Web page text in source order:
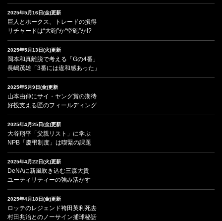
2025年5月16日(金)更新
巨人とホークス、トレードの損得
リチャードは“大砲”か“空砲”か!?
2025年5月13日(火)更新
岡本和真離脱で考える「Gの4番」
長嶋茂雄「3番には違和感あった」
2025年5月9日(金)更新
山本由伸にサイ・ヤング賞の期待
好投支える匠のフィールディング
2025年4月25日(金)更新
大谷翔平「父親リスト」に学ぶ
NPB「慶弔制度」は喫緊の課題
2025年4月22日(火)更新
DeNAに新風吹き込む三森大貴
ユーティリティーの強み活かす
2025年4月18日(金)更新
ロッテのレジェンド袴田英利死去
村田兆治とのノーサイン捕球秘話